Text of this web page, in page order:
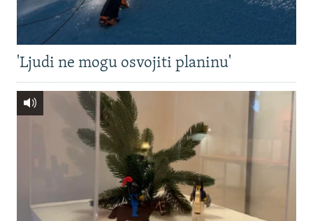
'Ljudi ne mogu osvojiti planinu'